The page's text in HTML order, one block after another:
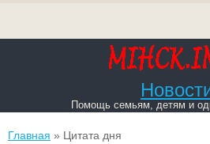
Помощь семьям, детям и
Вы здесь
Главная » Цитата дня